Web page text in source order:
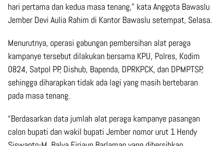
hari pertama dan kedua masa tenang,” kata Anggota Bawaslu
Jember Devi Aulia Rahim di Kantor Bawaslu setempat, Selasa.
Menurutnya, operasi gabungan pembersihan alat peraga
kampanye tersebut dilakukan bersama KPU, Polres, Kodim
0824, Satpol PP, Dishub, Bapenda, DPRKPCK, dan DPMPTSP,
sehingga diharapkan tidak ada lagi yang masih bertebaran
pada masa tenang.
“Berdasarkan data jumlah alat peraga kampanye pasangan
calon bupati dan wakil bupati Jember nomor urut 1 Hendy